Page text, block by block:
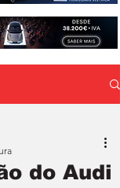
do Audi